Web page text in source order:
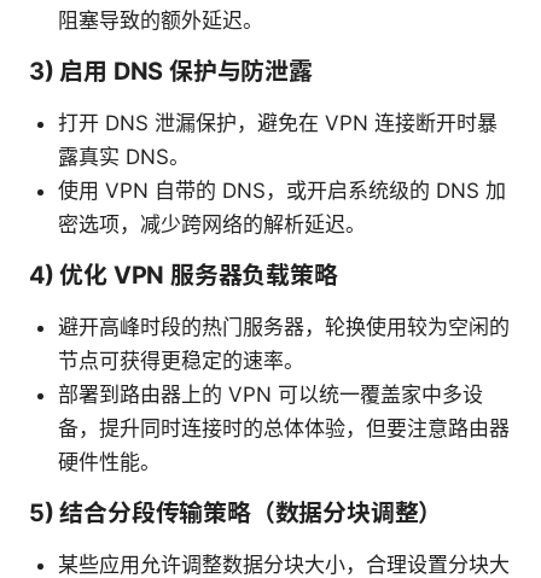
阻塞导致的额外延迟。
3) 启用 DNS 保护与防泄露
打开 DNS 泄漏保护，避免在 VPN 连接断开时暴
露真实 DNS。
使用 VPN 自带的 DNS，或开启系统级的 DNS 加
密选项，减少跨网络的解析延迟。
4) 优化 VPN 服务器负载策略
避开高峰时段的热门服务器，轮换使用较为空闲的
节点可获得更稳定的速率。
部署到路由器上的 VPN 可以统一覆盖家中多设
备，提升同时连接时的总体体验，但要注意路由器
硬件性能。
5) 结合分段传输策略（数据分块调整）
某些应用允许调整数据分块大小，合理设置分块大